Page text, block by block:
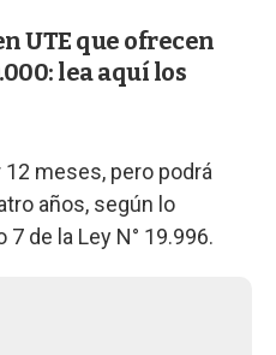
UTE que ofrecen
lea aquí los
12 meses, pero podrá
años, según lo
de la Ley N° 19.996.